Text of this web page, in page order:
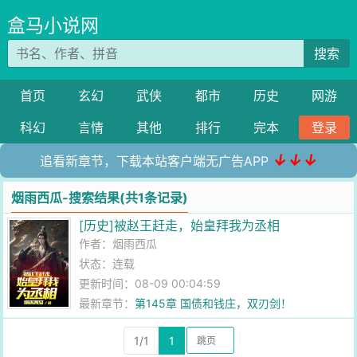
盒马小说网
搜索
首页 玄幻 武侠 都市 历史
网游
科幻
言情 其他 排行 完本 登录
追看新章节，下载本站客户端无广告APP ↓↓↓
烟雨西瓜-搜索结果(共1条记录)
[历史]被赵王赶走，始皇拜我为丞相
作者：烟雨西瓜
状态：连载
更新时间：08-09 00:04:59
最新章节：第145章 国债和钱庄，双刃剑！
1/1 1